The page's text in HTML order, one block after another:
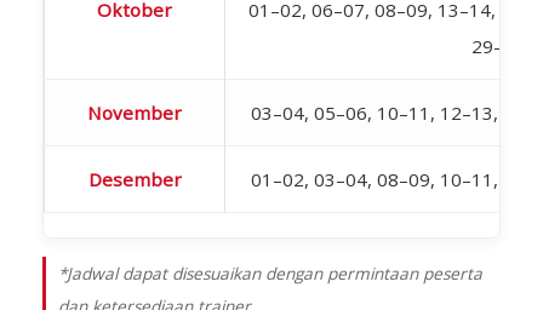
Oktober
01–02, 06–07, 08–09, 13–14,
29–30
November 03–04, 05–06, 10–11, 12–13,
Desember 01–02, 03–04, 08–09, 10–11,
*Jadwal dapat disesuaikan dengan permintaan peserta